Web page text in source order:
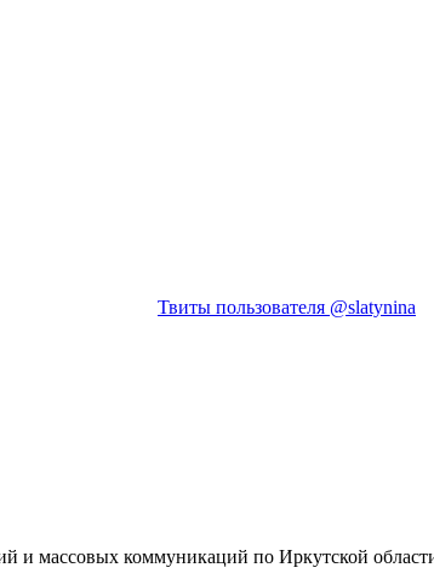
Твиты пользователя @slatynina
и массовых коммуникаций по Иркутской